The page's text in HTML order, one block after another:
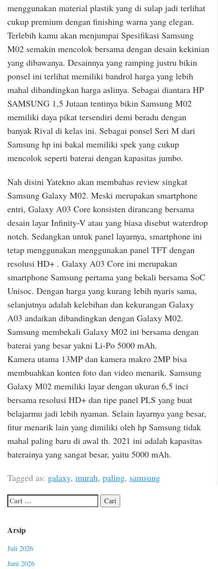
menggunakan material plastik yang di sulap jadi terlihat
cukup premium dengan finishing warna yang elegan.
Terlebih kamu akan menjumpai Spesifikasi Samsung
M02 semakin mencolok bersama dengan desain kekinian
yang dibawanya. Desainnya yang ramping justru bikin
ponsel ini terlihat memiliki bandrol harga yang lebih
mahal dibandingkan harga aslinya. Sebagai diantara HP
SAMSUNG 1,5 Jutaan tentinya bikin Samsung M02
memiliki daya pikat tersendiri demi beradu dengan
banyak Rival di kelas ini. Sebagai ponsel Seri M dari
Samsung hp ini bakal memiliki spek yang cukup
mencolok seperti baterai dengan kapasitas jumbo.
Nah disini Yatekno akan membahas review singkat
Samsung Galaxy M02. Meski merupakan smartphone
entri, Galaxy A03 Core konsisten dirancang bersama
desain layar Infinity-V atau yang biasa disebut waterdrop
notch. Sedangkan untuk panel layarnya, smartphone ini
tetap menggunakan menggunakan panel TFT dengan
resolusi HD+ . Galaxy A03 Core ini merupakan
smartphone Samsung pertama yang bekali bersama SoC
Unisoc. Dengan harga yang kurang lebih nyaris sama,
selanjutnya adalah kelebihan dan kekurangan Galaxy
A03 andaikan dibandingkan dengan Galaxy M02.
Samsung membekali Galaxy M02 ini bersama dengan
baterai yang besar yakni Li-Po 5000 mAh.
Kamera utama 13MP dan kamera makro 2MP bisa
membuahkan konten foto dan video menarik. Samsung
Galaxy M02 memiliki layar dengan ukuran 6,5 inci
bersama resolusi HD+ dan tipe panel PLS yang buat
belajarmu jadi lebih nyaman. Selain layarnya yang besar,
fitur menarik lain yang dimiliki oleh hp Samsung tidak
mahal paling baru di awal th. 2021 ini adalah kapasitas
baterainya yang sangat besar, yaitu 5000 mAh.
Tagged as: galaxy, murah, paling, samsung
Arsip
Juli 2026
Juni 2026